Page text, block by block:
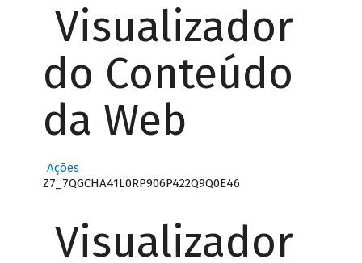
Visualizador
do Conteúdo
da Web
Ações
Z7_7QGCHA41L0RP906P422Q9Q0E46
Visualizador